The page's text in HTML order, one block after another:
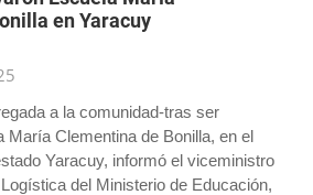
en Yaracuy
a la comunidad-tras ser
María Clementina de Bonilla, en el
Yaracuy, informó el viceministro
del Ministerio de Educación,